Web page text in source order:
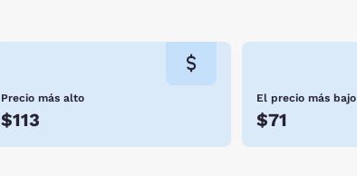
Precio más alto
$113
El precio más bajo
$71